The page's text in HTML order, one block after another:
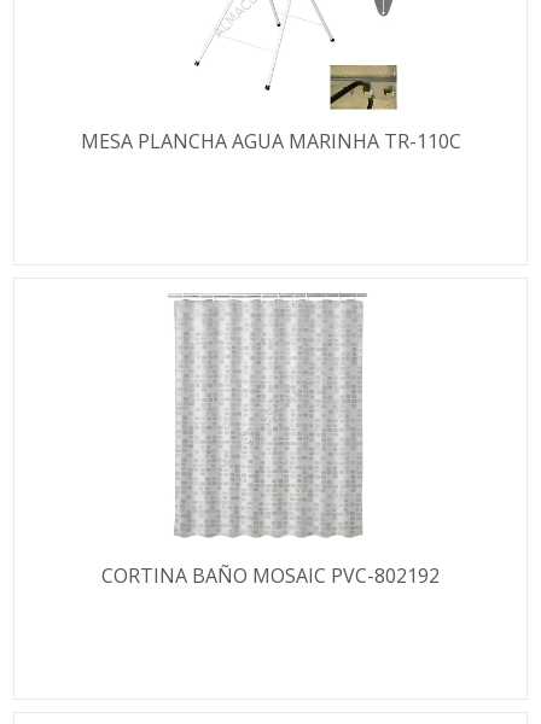
MESA PLANCHA AGUA MARINHA TR-110C
CORTINA BAÑO MOSAIC PVC-802192